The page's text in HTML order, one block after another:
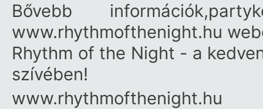
Bővebb
www.rhythmofthenight.hu
Rhythm of the Night - a
szívében!
www.rhythmofthenight.hu